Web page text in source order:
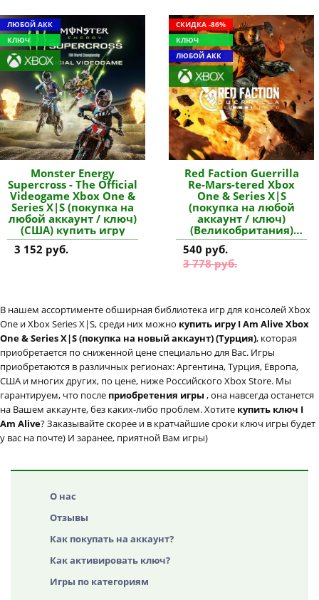
ЛЮБОЙ АКК
КЛЮЧ
Monster Energy
Supercross - The Official
Videogame Xbox One &
Series X|S (покупка на
любой аккаунт / ключ)
(США) купить игру
3 152 руб.
СКИДКА -86%
КЛЮЧ
ЛЮБОЙ АКК
Red Faction Guerrilla
Re-Mars-tered Xbox
One & Series X|S
(покупка на любой
аккаунт / ключ)
(Великобритания)
купить игру
540 руб.
3 778 руб.
В нашем ассортименте обширная библиотека игр для консолей Xbox
One и Xbox Series X|S, среди них можно купить игру I Am Alive Xbox
One & Series X|S (покупка на новый аккаунт) (Турция), которая
приобретается по сниженной цене специально для Вас. Игры
приобретаются в различных регионах: Аргентина, Турция, Европа,
США и многих других, по цене, ниже Российского Xbox Store. Мы
гарантируем, что после приобретения игры , она навсегда останется
на Вашем аккаунте, без каких-либо проблем. Хотите купить ключ I
Am Alive? Заказывайте скорее и в кратчайшие сроки ключ игры будет
у вас на почте) И заранее, приятной Вам игры)
О нас
Отзывы
Как покупать на аккаунт?
Как активировать ключ?
Игры по категориям